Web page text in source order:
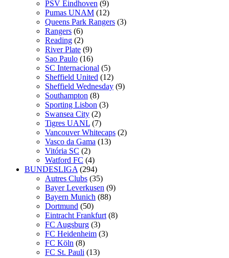
PSV Eindhoven (9)
Pumas UNAM (12)
Queens Park Rangers (3)
Rangers (6)
Reading (2)
River Plate (9)
Sao Paulo (16)
SC Internacional (5)
Sheffield United (12)
Sheffield Wednesday (9)
Southampton (8)
Sporting Lisbon (3)
Swansea City (2)
Tigres UANL (7)
Vancouver Whitecaps (2)
Vasco da Gama (13)
Vitória SC (2)
Watford FC (4)
BUNDESLIGA (294)
Autres Clubs (35)
Bayer Leverkusen (9)
Bayern Munich (88)
Dortmund (50)
Eintracht Frankfurt (8)
FC Augsburg (3)
FC Heidenheim (3)
FC Köln (8)
FC St. Pauli (13)